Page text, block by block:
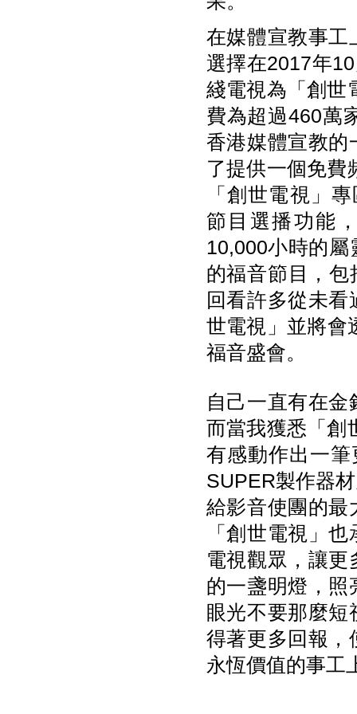
在媒體宣教事工
選擇在2017年
綫電視為「創世
費為超過460萬
香港媒體宣教的
了提供一個免費
「創世電視」
節目選播功能
10,000小時的
的福音節目，
回看許多從未
世電視」並將會
福音盛會。
自己一直有在
而當我獲悉 「
有感動作出一
SUPER製作器
給影音使團的最
「創世電視」
電視觀眾，讓
的一盞明燈，照
眼光不要那麼
得著更多回報，
永恆價值的事工